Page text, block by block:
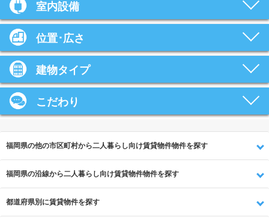
室内設備
位置･広さ
建物タイプ
こだわり
福岡県の他の市区町村から二人暮らし向け賃貸物件物件を探す
福岡県の沿線から二人暮らし向け賃貸物件物件を探す
都道府県別に賃貸物件を探す